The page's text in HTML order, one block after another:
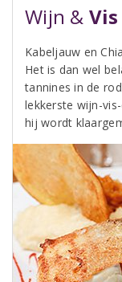
Wijn & Vis
Kabeljauw en
Het is dan wel
tannines in de
lekkerste wijn-
hij wordt